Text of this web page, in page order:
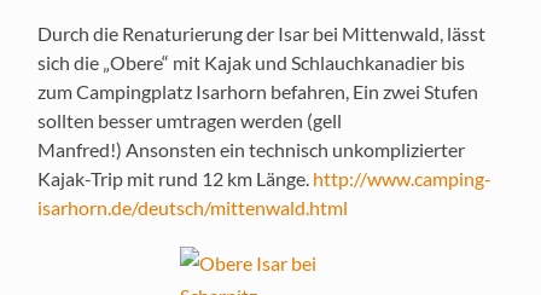
Durch die Renaturierung der Isar bei Mittenwald, lässt
sich die „Obere“ mit Kajak und Schlauchkanadier bis
zum Campingplatz Isarhorn befahren, Ein zwei Stufen
sollten besser umtragen werden (gell
Manfred!) Ansonsten ein technisch unkomplizierter
Kajak-Trip mit rund 12 km Länge. http://www.camping-
isarhorn.de/deutsch/mittenwald.html